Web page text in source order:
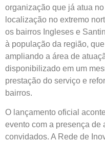
organização que já atua
localização no extremo
os bairros Ingleses e
à população da região,
ampliando a área de
disponibilizado em um
prestação do serviço e
bairros.
O lançamento oficial
evento com a presença de
convidados. A Rede de